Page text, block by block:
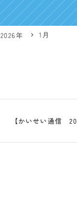
2026年 1月
【かいせい通信